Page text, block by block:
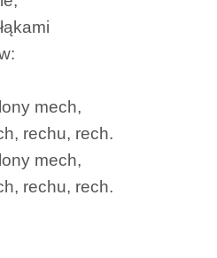
mech,
rechu, rech.
mech,
rechu, rech.